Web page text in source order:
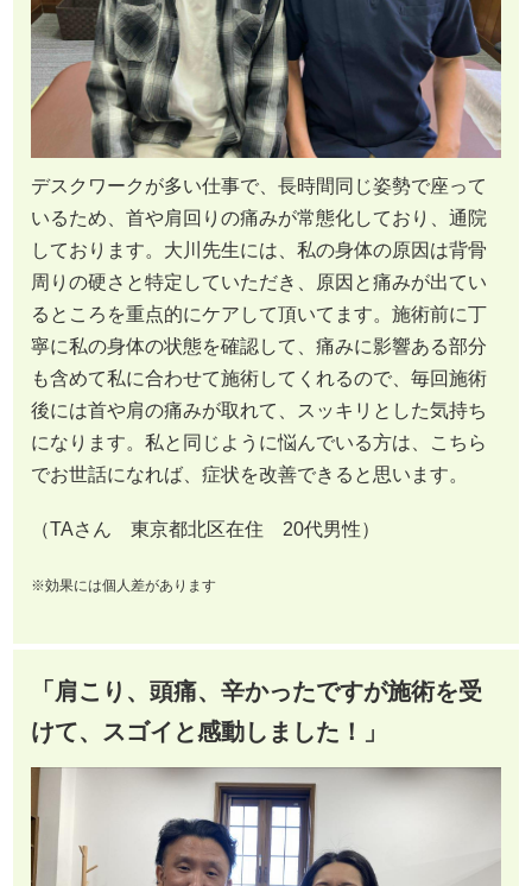
デスクワークが多い仕事で、長時間同じ姿勢で座って
いるため、首や肩回りの痛みが常態化しており、通院
しております。大川先生には、私の身体の原因は背骨
周りの硬さと特定していただき、原因と痛みが出てい
るところを重点的にケアして頂いてます。施術前に丁
寧に私の身体の状態を確認して、痛みに影響ある部分
も含めて私に合わせて施術してくれるので、毎回施術
後には首や肩の痛みが取れて、スッキリとした気持ち
になります。私と同じように悩んでいる方は、こちら
でお世話になれば、症状を改善できると思います。
（TAさん 東京都北区在住 20代男性）
※効果には個人差があります
「肩こり、頭痛、辛かったですが施術を受
けて、スゴイと感動しました！」